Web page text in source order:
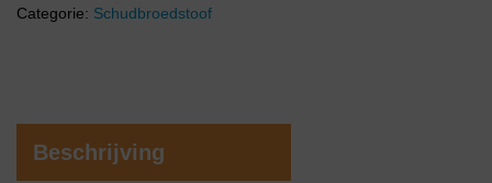
Categorie: Schudbroedstoof
Beschrijving